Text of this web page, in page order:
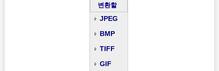
변환할
JPEG
BMP
TIFF
GIF